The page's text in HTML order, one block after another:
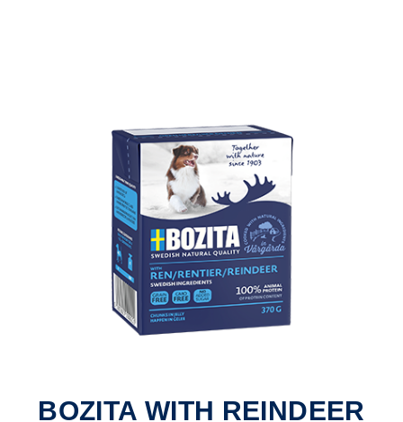
BOZITA WITH REINDEER